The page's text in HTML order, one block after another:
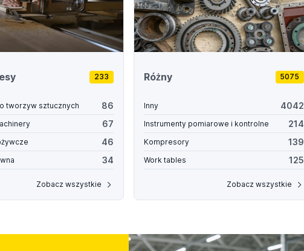
233
tworzyw sztucznych 86
67
46
34
Zobacz wszystkie
Różny 5075
Inny 4042
Instrumenty pomiarowe i kontrolne 214
Kompresory 139
Work tables 125
Zobacz wszystkie